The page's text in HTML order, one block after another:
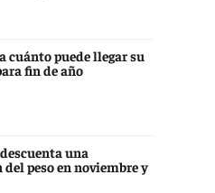
cuánto puede llegar su
fin de año
una
peso en noviembre y